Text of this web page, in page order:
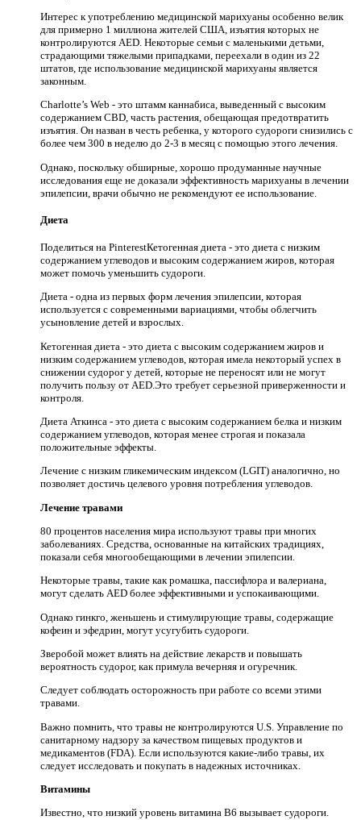
Интерес к употреблению медицинской марихуаны особенно велик
для примерно 1 миллиона жителей США, изъятия которых не
контролируются AED. Некоторые семьи с маленькими детьми,
страдающими тяжелыми припадками, переехали в один из 22
штатов, где использование медицинской марихуаны является
законным.
Charlotte’s Web - это штамм каннабиса, выведенный с высоким
содержанием CBD, часть растения, обещающая предотвратить
изъятия. Он назван в честь ребенка, у которого судороги снизились с
более чем 300 в неделю до 2-3 в месяц с помощью этого лечения.
Однако, поскольку обширные, хорошо продуманные научные
исследования еще не доказали эффективность марихуаны в лечении
эпилепсии, врачи обычно не рекомендуют ее использование.
Диета
Поделиться на PinterestКетогенная диета - это диета с низким
содержанием углеводов и высоким содержанием жиров, которая
может помочь уменьшить судороги.
Диета - одна из первых форм лечения эпилепсии, которая
используется с современными вариациями, чтобы облегчить
усыновление детей и взрослых.
Кетогенная диета - это диета с высоким содержанием жиров и
низким содержанием углеводов, которая имела некоторый успех в
снижении судорог у детей, которые не переносят или не могут
получить пользу от AED.Это требует серьезной приверженности и
контроля.
Диета Аткинса - это диета с высоким содержанием белка и низким
содержанием углеводов, которая менее строгая и показала
положительные эффекты.
Лечение с низким гликемическим индексом (LGIT) аналогично, но
позволяет достичь целевого уровня потребления углеводов.
Лечение травами
80 процентов населения мира используют травы при многих
заболеваниях. Средства, основанные на китайских традициях,
показали себя многообещающими в лечении эпилепсии.
Некоторые травы, такие как ромашка, пассифлора и валериана,
могут сделать AED более эффективными и успокаивающими.
Однако гинкго, женьшень и стимулирующие травы, содержащие
кофеин и эфедрин, могут усугубить судороги.
Зверобой может влиять на действие лекарств и повышать
вероятность судорог, как примула вечерняя и огуречник.
Следует соблюдать осторожность при работе со всеми этими
травами.
Важно помнить, что травы не контролируются U.S. Управление по
санитарному надзору за качеством пищевых продуктов и
медикаментов (FDA). Если используются какие-либо травы, их
следует исследовать и покупать в надежных источниках.
Витамины
Известно, что низкий уровень витамина B6 вызывает судороги.